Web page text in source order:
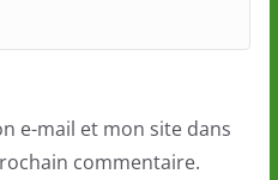
e-mail et mon site dans
commentaire.